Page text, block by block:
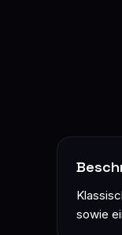
sowie